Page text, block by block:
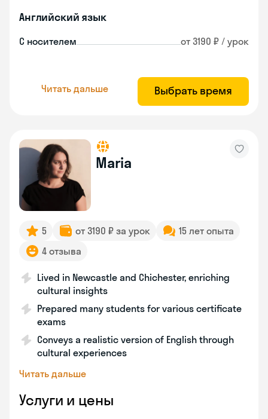
Английский язык
С носителем от 3190 ₽ / урок
Читать дальше Выбрать время
Maria
5 от 3190 ₽ за урок
15 лет опыта
4 отзыва
Lived in Newcastle and Chichester, enriching
cultural insights
Prepared many students for various certificate
exams
Conveys a realistic version of English through
cultural experiences
Читать дальше
Услуги и цены